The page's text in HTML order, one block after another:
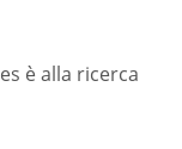
è alla ricerca